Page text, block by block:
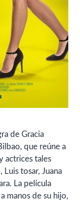
de Gracia
que reúne a
actrices tales
tosar, Juana
La película
manos de su hijo,